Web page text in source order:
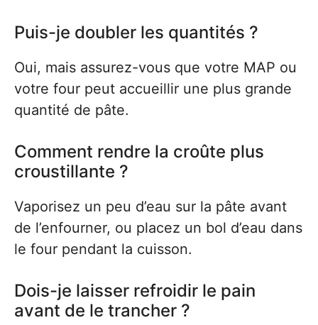
Puis-je doubler les quantités ?
Oui, mais assurez-vous que votre MAP ou
votre four peut accueillir une plus grande
quantité de pâte.
Comment rendre la croûte plus
croustillante ?
Vaporisez un peu d’eau sur la pâte avant
de l’enfourner, ou placez un bol d’eau dans
le four pendant la cuisson.
Dois-je laisser refroidir le pain
avant de le trancher ?